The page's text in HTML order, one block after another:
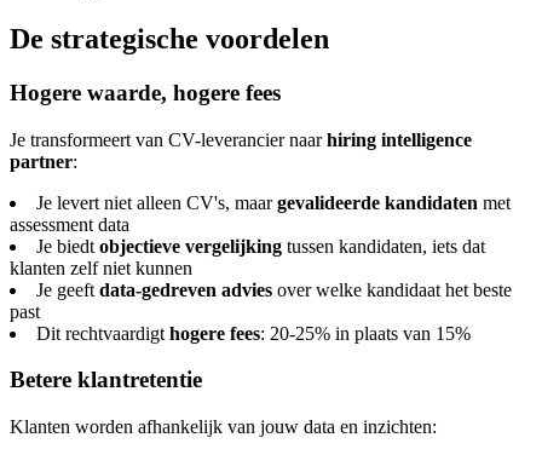
De strategische voordelen
Hogere waarde, hogere fees
Je transformeert van CV-leverancier naarhiring intelligence
partner:
Je levert niet alleen CV's, maargevalideerde kandidaten met
assessment data
Je biedt objectieve vergelijking tussen kandidaten, iets dat
klanten zelf niet kunnen
Je geeft data-gedreven advies over welke kandidaat het beste
past
Dit rechtvaardigt hogere fees: 20-25% in plaats van 15%
Betere klantretentie
Klanten worden afhankelijk van jouw data en inzichten: